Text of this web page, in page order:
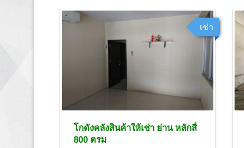
เช่า
โกดังคลังสินค้าให้เช่า ย่าน หลักสี่
800 ตรม